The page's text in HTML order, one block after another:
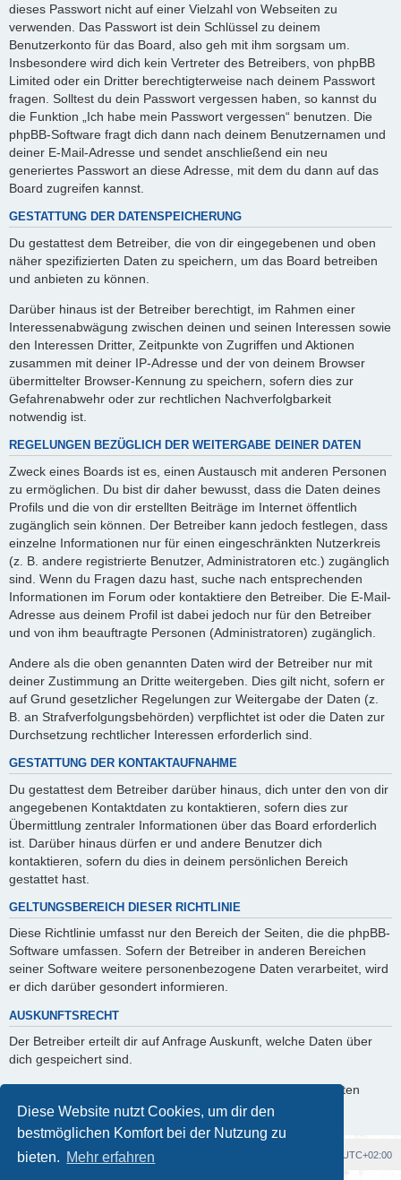
Diese Website nutzt Cookies, um dir den
bestmöglichen Komfort bei der Nutzung zu
bieten. Mehr erfahren
dieses Passwort nicht auf einer Vielzahl von Webseiten zu
verwenden. Das Passwort ist dein Schlüssel zu deinem
Benutzerkonto für das Board, also geh mit ihm sorgsam um.
Insbesondere wird dich kein Vertreter des Betreibers, von phpBB
Limited oder ein Dritter berechtigterweise nach deinem Passwort
fragen. Solltest du dein Passwort vergessen haben, so kannst du
die Funktion „Ich habe mein Passwort vergessen“ benutzen. Die
phpBB-Software fragt dich dann nach deinem Benutzernamen und
deiner E-Mail-Adresse und sendet anschließend ein neu
generiertes Passwort an diese Adresse, mit dem du dann auf das
Board zugreifen kannst.
GESTATTUNG DER DATENSPEICHERUNG
Du gestattest dem Betreiber, die von dir eingegebenen und oben
näher spezifizierten Daten zu speichern, um das Board betreiben
und anbieten zu können.
Darüber hinaus ist der Betreiber berechtigt, im Rahmen einer
Interessenabwägung zwischen deinen und seinen Interessen sowie
den Interessen Dritter, Zeitpunkte von Zugriffen und Aktionen
zusammen mit deiner IP-Adresse und der von deinem Browser
übermittelter Browser-Kennung zu speichern, sofern dies zur
Gefahrenabwehr oder zur rechtlichen Nachverfolgbarkeit
notwendig ist.
REGELUNGEN BEZÜGLICH DER WEITERGABE DEINER DATEN
Zweck eines Boards ist es, einen Austausch mit anderen Personen
zu ermöglichen. Du bist dir daher bewusst, dass die Daten deines
Profils und die von dir erstellten Beiträge im Internet öffentlich
zugänglich sein können. Der Betreiber kann jedoch festlegen, dass
einzelne Informationen nur für einen eingeschränkten Nutzerkreis
(z. B. andere registrierte Benutzer, Administratoren etc.) zugänglich
sind. Wenn du Fragen dazu hast, suche nach entsprechenden
Informationen im Forum oder kontaktiere den Betreiber. Die E-Mail-
Adresse aus deinem Profil ist dabei jedoch nur für den Betreiber
und von ihm beauftragte Personen (Administratoren) zugänglich.
Andere als die oben genannten Daten wird der Betreiber nur mit
deiner Zustimmung an Dritte weitergeben. Dies gilt nicht, sofern er
auf Grund gesetzlicher Regelungen zur Weitergabe der Daten (z.
B. an Strafverfolgungsbehörden) verpflichtet ist oder die Daten zur
Durchsetzung rechtlicher Interessen erforderlich sind.
GESTATTUNG DER KONTAKTAUFNAHME
Du gestattest dem Betreiber darüber hinaus, dich unter den von dir
angegebenen Kontaktdaten zu kontaktieren, sofern dies zur
Übermittlung zentraler Informationen über das Board erforderlich
ist. Darüber hinaus dürfen er und andere Benutzer dich
kontaktieren, sofern du dies in deinem persönlichen Bereich
gestattet hast.
GELTUNGSBEREICH DIESER RICHTLINIE
Diese Richtlinie umfasst nur den Bereich der Seiten, die die phpBB-
Software umfassen. Sofern der Betreiber in anderen Bereichen
seiner Software weitere personenbezogene Daten verarbeitet, wird
er dich darüber gesondert informieren.
AUSKUNFTSRECHT
Der Betreiber erteilt dir auf Anfrage Auskunft, welche Daten über
dich gespeichert sind.
Du kannst jederzeit die Löschung bzw. Sperrung deiner Daten
verlangen. Kontaktiere hierzu bitte den Betreiber.
Foren-Übersicht UTC+02:00